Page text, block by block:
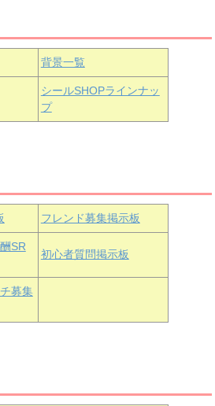
黒澤ルビィ
浦の星女学院3年生
天王寺璃奈
江彼方 エマ・ヴェルデ
背景一覧
シールSHOPラインナッ
プ
フレンド募集掲示板
SR
初心者質問掲示板
募集